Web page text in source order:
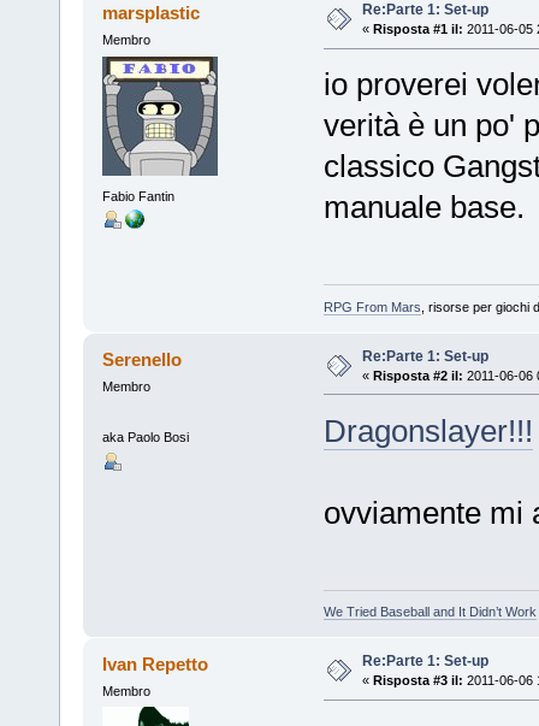
marsplastic
Membro
Fabio Fantin
Re:Parte 1: Set-up
« Risposta #1 il: 2011-06-05
io proverei
verità è un po'
classico
manuale base.
RPG From Mars , risorse per giochi
Serenello
Membro
aka Paolo Bosi
Re:Parte 1: Set-up
« Risposta #2 il: 2011-06-06
Dragonslayer!!!
ovviamente mi
We Tried Baseball and It Didn’t Work
Ivan Repetto
Membro
Re:Parte 1: Set-up
« Risposta #3 il: 2011-06-06